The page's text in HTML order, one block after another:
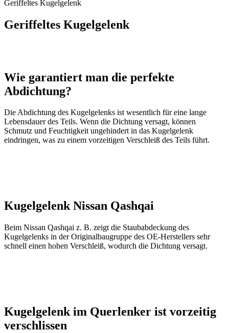
Geriffeltes Kugelgelenk
Geriffeltes Kugelgelenk
Wie garantiert man die perfekte
Abdichtung?
Die Abdichtung des Kugelgelenks ist wesentlich für eine lange
Lebensdauer des Teils. Wenn die Dichtung versagt, können
Schmutz und Feuchtigkeit ungehindert in das Kugelgelenk
eindringen, was zu einem vorzeitigen Verschleiß des Teils führt.
Kugelgelenk Nissan Qashqai
Beim Nissan Qashqai z. B. zeigt die Staubabdeckung des
Kugelgelenks in der Originalbaugruppe des OE-Herstellers sehr
schnell einen hohen Verschleiß, wodurch die Dichtung versagt.
Kugelgelenk im Querlenker ist vorzeitig
verschlissen